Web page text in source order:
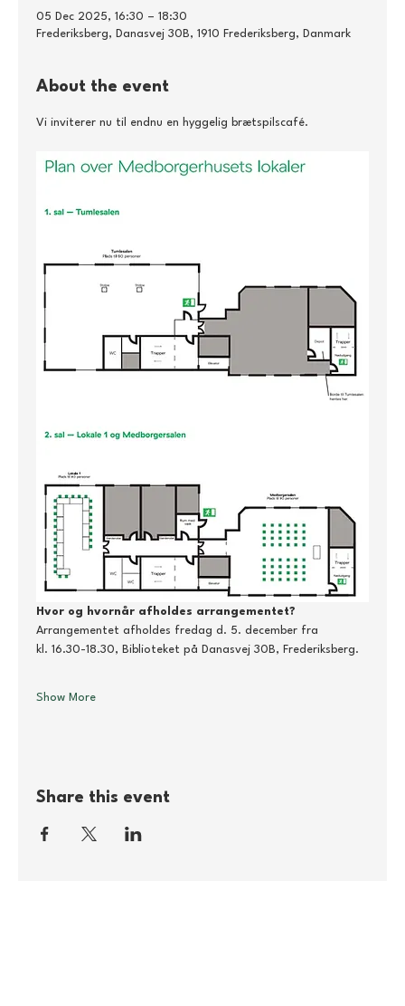
05 Dec 2025, 16:30 – 18:30
Frederiksberg, Danasvej 30B, 1910 Frederiksberg, Danmark
About the event
Vi inviterer nu til endnu en hyggelig brætspilscafé.
Hvor og hvornår afholdes arrangementet?
Arrangementet afholdes fredag d. 5. december fra
kl. 16.30-18.30, Biblioteket på Danasvej 30B, Frederiksberg.
Show More
Share this event